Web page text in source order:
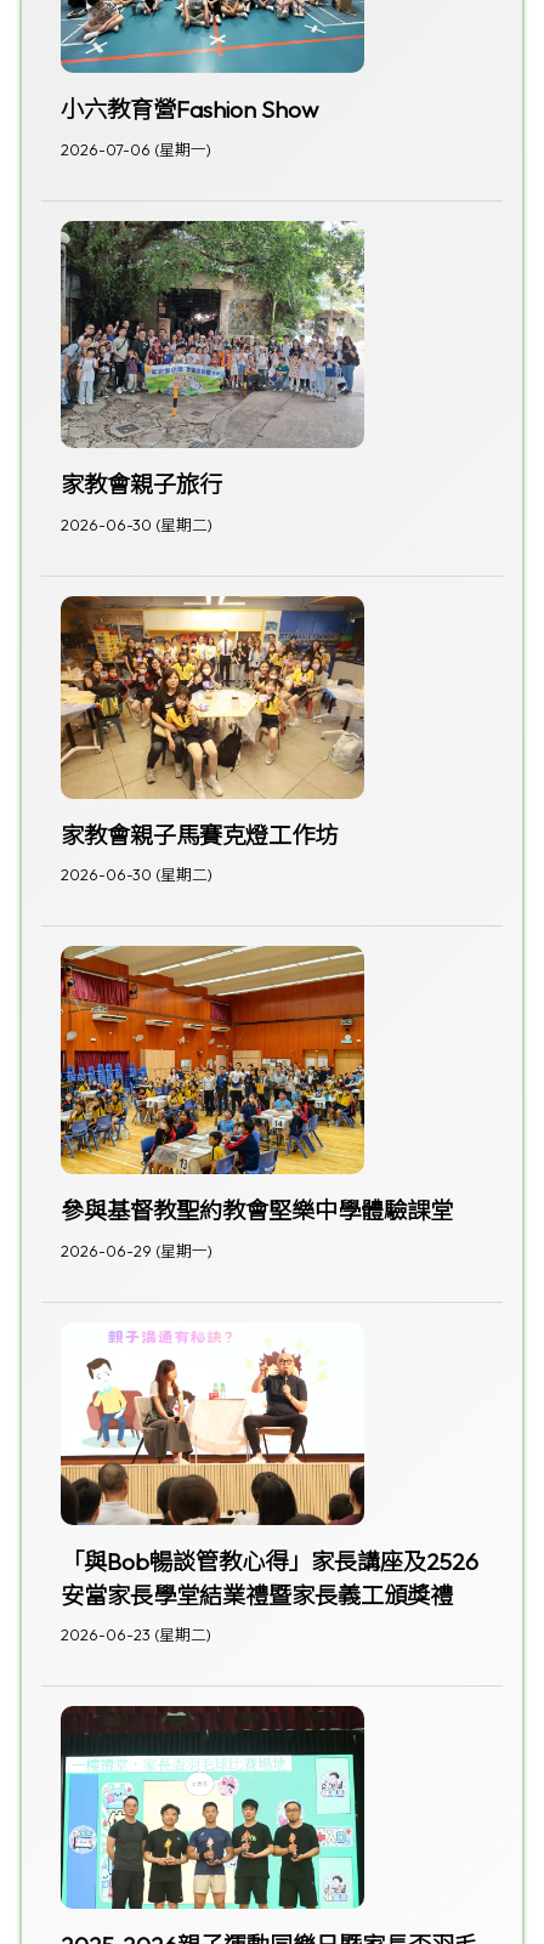
小六教育營Fashion Show
2026-07-06 (星期一)
家教會親子旅行
2026-06-30 (星期二)
家教會親子馬賽克燈工作坊
2026-06-30 (星期二)
參與基督教聖約教會堅樂中學體驗課堂
2026-06-29 (星期一)
「與Bob暢談管教心得」家長講座及2526
安當家長學堂結業禮暨家長義工頒獎禮
2026-06-23 (星期二)